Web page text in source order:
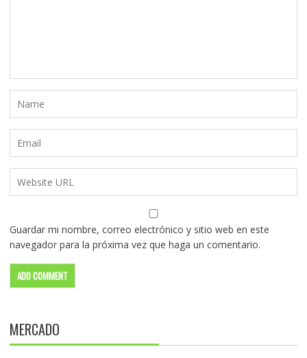
Guardar mi nombre, correo electrónico y sitio web en este
navegador para la próxima vez que haga un comentario.
MERCADO